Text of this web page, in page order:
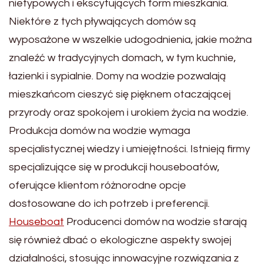
nietypowych i ekscytujących form mieszkania.
Niektóre z tych pływających domów są
wyposażone w wszelkie udogodnienia, jakie można
znaleźć w tradycyjnych domach, w tym kuchnie,
łazienki i sypialnie. Domy na wodzie pozwalają
mieszkańcom cieszyć się pięknem otaczającej
przyrody oraz spokojem i urokiem życia na wodzie.
Produkcja domów na wodzie wymaga
specjalistycznej wiedzy i umiejętności. Istnieją firmy
specjalizujące się w produkcji houseboatów,
oferujące klientom różnorodne opcje
dostosowane do ich potrzeb i preferencji.
Houseboat Producenci domów na wodzie starają
się również dbać o ekologiczne aspekty swojej
działalności, stosując innowacyjne rozwiązania z